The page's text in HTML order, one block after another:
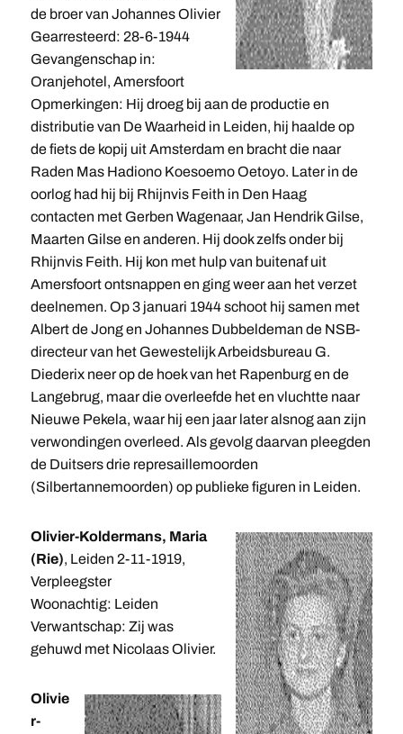
de broer van Johannes Olivier
Gearresteerd: 28-6-1944
Gevangenschap in:
Oranjehotel, Amersfoort
Opmerkingen: Hij droeg bij aan de productie en
distributie van De Waarheid in Leiden, hij haalde op
de fiets de kopij uit Amsterdam en bracht die naar
Raden Mas Hadiono Koesoemo Oetoyo. Later in de
oorlog had hij bij Rhijnvis Feith in Den Haag
contacten met Gerben Wagenaar, Jan Hendrik Gilse,
Maarten Gilse en anderen. Hij dook zelfs onder bij
Rhijnvis Feith. Hij kon met hulp van buitenaf uit
Amersfoort ontsnappen en ging weer aan het verzet
deelnemen. Op 3 januari 1944 schoot hij samen met
Albert de Jong en Johannes Dubbeldeman de NSB-
directeur van het Gewestelijk Arbeidsbureau G.
Diederix neer op de hoek van het Rapenburg en de
Langebrug, maar die overleefde het en vluchtte naar
Nieuwe Pekela, waar hij een jaar later alsnog aan zijn
verwondingen overleed. Als gevolg daarvan pleegden
de Duitsers drie represaillemoorden
(Silbertannemoorden) op publieke figuren in Leiden.
Olivier-Koldermans, Maria
(Rie), Leiden 2-11-1919,
Verpleegster
Woonachtig: Leiden
Verwantschap: Zij was
gehuwd met Nicolaas Olivier.
Olivie
r-